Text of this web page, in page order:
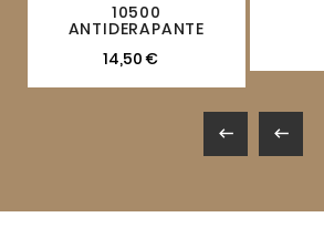
10500
ANTIDERAPANTE
14,50 €
 